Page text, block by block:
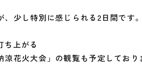
少し特別に感じられる2日間です。
ち上がる
花火大会」の観覧も予定しており